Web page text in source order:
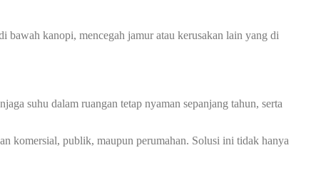
bawah kanopi, mencegah jamur atau kerusakan lain yang di
suhu dalam ruangan tetap nyaman sepanjang tahun, serta
komersial, publik, maupun perumahan. Solusi ini tidak hanya